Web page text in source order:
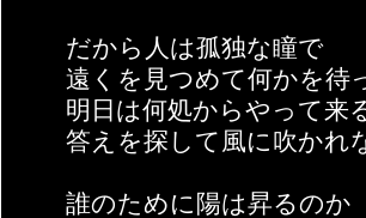
だから人は孤独な瞳で
遠くを見つめて何かを待
明日は何処からやって来
答えを探して風に吹かれ
誰のために陽は昇るのか